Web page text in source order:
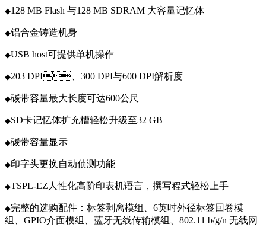
◆128 MB Flash 与128 MB SDRAM 大容量记忆体
◆铝合金铸造机身
◆USB host可提供单机操作
◆203 DPI、300 DPI与600 DPI解析度
◆碳带容量最大长度可达600公尺
◆SD卡记忆体扩充槽轻松升级至32 GB
◆碳带容量显示
◆印字头更换自动侦测功能
◆TSPL-EZ人性化高阶印表机语言，撰写程式轻松上手
◆完整的选购配件：标签剥离模组、6英吋外径标签回卷模
组、GPIO介面模组、蓝牙无线传输模组、802.11 b/g/n 无线网